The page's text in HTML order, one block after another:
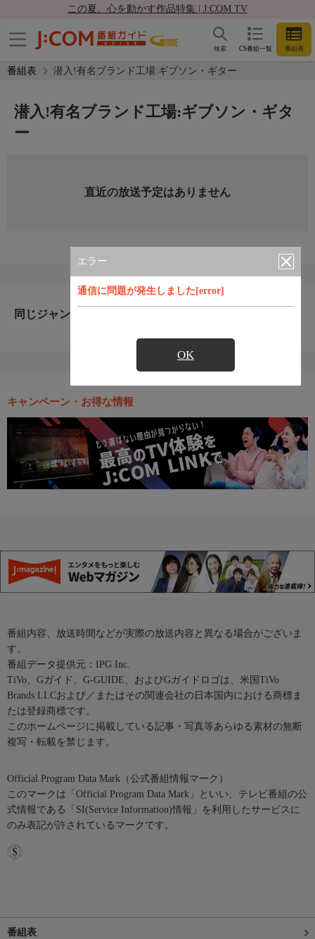
この夏、心を動かす作品特集 | J:COM TV
CS番組一覧 番組表
検索
番組表 潜入!有名ブランド工場:ギブソン・ギター
エラー
通信に問題が発生しました[error]
OK
潜入!有名ブランド工場:ギブソン・ギタ
ー
直近の放送予定はありません
同じジャンルのおすすめ番組
キャンペーン・お得な情報
番組内容、放送時間などが実際の放送内容と異なる場合がございま
す。
番組データ提供元：IPG Inc.
TiVo、Gガイド、G-GUIDE、およびGガイドロゴは、米国TiVo
Brands LLCおよび／またはその関連会社の日本国内における商標ま
たは登録商標です。
このホームページに掲載している記事・写真等あらゆる素材の無断
複写・転載を禁じます。
Official Program Data Mark（公式番組情報マーク）
このマークは「Official Program Data Mark」といい、テレビ番組の公
式情報である「SI(Service Information)情報」を利用したサービスに
のみ表記が許されているマークです。
番組表